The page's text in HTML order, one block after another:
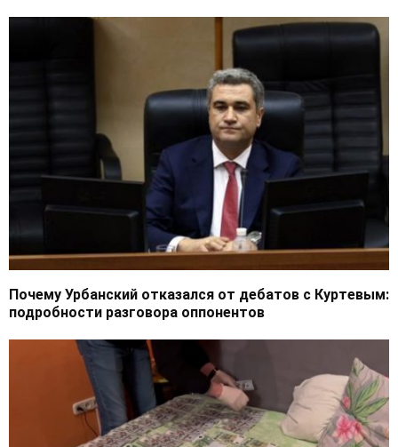
Почему Урбанский отказался от дебатов с Куртевым:
подробности разговора оппонентов